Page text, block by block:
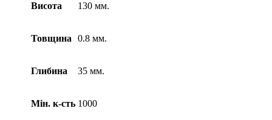
Висота 130 мм.
Товщина 0.8 мм.
Глибина 35 мм.
Мін. к-сть 1000